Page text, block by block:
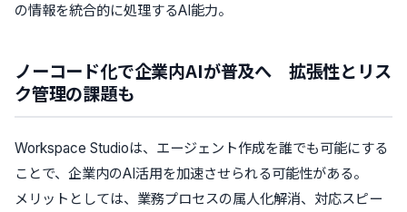
の情報を統合的に処理するAI能力。
ノーコード化で企業内AIが普及へ 拡張性とリス
ク管理の課題も
Workspace Studioは、エージェント作成を誰でも可能にする
ことで、企業内のAI活用を加速させられる可能性がある。
メリットとしては、業務プロセスの属人化解消、対応スピー